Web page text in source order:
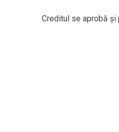
Creditul se aprobă și